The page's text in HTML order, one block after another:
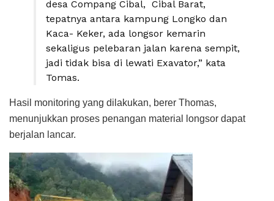
desa Compang Cibal, Cibal Barat,
tepatnya antara kampung Longko dan
Kaca- Keker, ada longsor kemarin
sekaligus pelebaran jalan karena sempit,
jadi tidak bisa di lewati Exavator,” kata
Tomas.
Hasil monitoring yang dilakukan, berer Thomas,
menunjukkan proses penangan material longsor dapat
berjalan lancar.